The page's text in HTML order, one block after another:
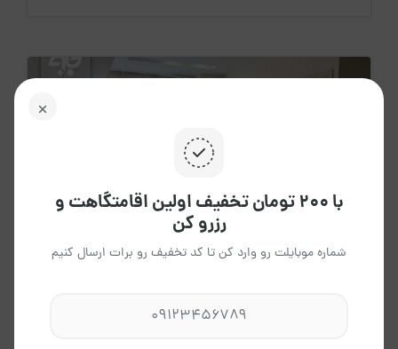
با ۲۰۰ تومان تخفیف اولین اقامتگاهت و
رزرو کن
شماره موبایلت رو وارد کن تا کد تخفیف رو برات ارسال کنیم